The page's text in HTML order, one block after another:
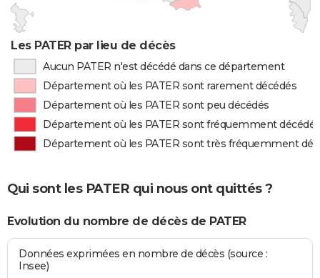
Les PATER par lieu de décès
Aucun PATER n'est décédé dans ce département
Département où les PATER sont rarement décédés
Département où les PATER sont peu décédés
Département où les PATER sont fréquemment décédés
Département où les PATER sont très fréquemment
Qui sont les PATER qui nous ont quittés ?
Evolution du nombre de décès de PATER
Données exprimées en nombre de décès (source :
Insee)